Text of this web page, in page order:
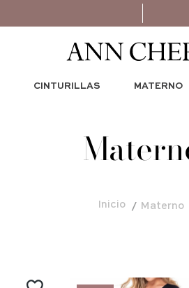
CINTURILLAS MATERNO
Materno